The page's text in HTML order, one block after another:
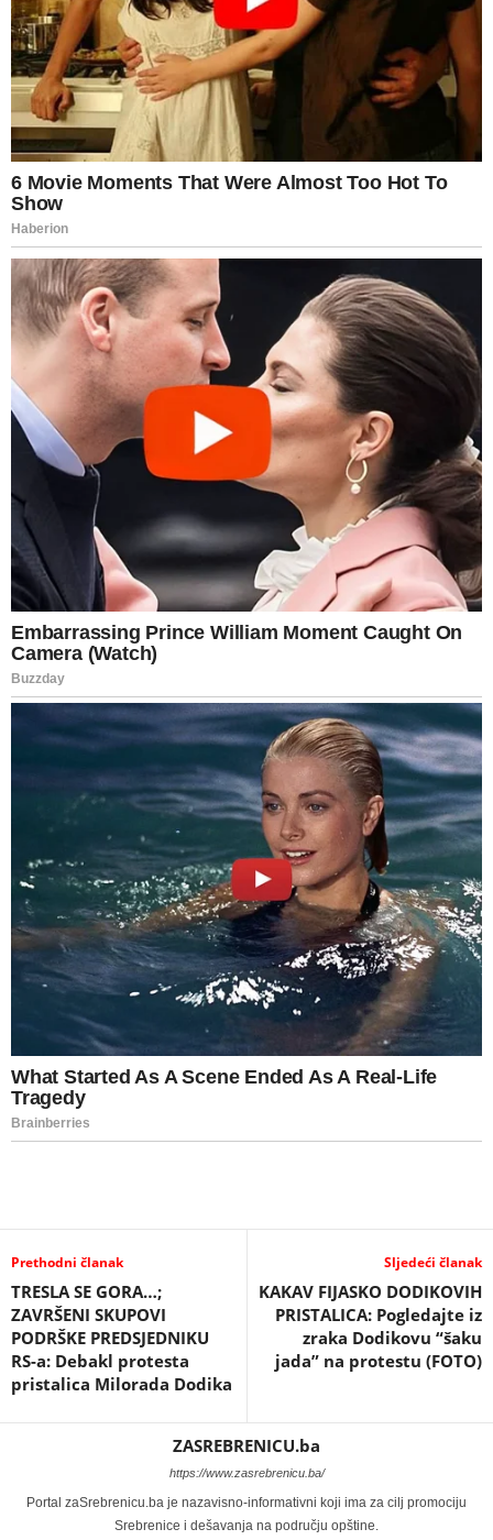
Prethodni članak
TRESLA SE GORA…;
ZAVRŠENI SKUPOVI
PODRŠKE PREDSJEDNIKU
RS-a: Debakl protesta
pristalica Milorada Dodika
Sljedeći članak
KAKAV FIJASKO DODIKOVIH
PRISTALICA: Pogledajte iz
zraka Dodikovu “šaku
jada” na protestu (FOTO)
ZASREBRENICU.ba
https://www.zasrebrenicu.ba/
Portal zaSrebrenicu.ba je nazavisno-informativni koji ima za cilj promociju
Srebrenice i dešavanja na području opštine.